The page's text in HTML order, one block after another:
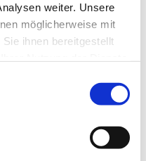
weiter. Unsere
möglicherweise mit
ihnen bereitgestellt
auch